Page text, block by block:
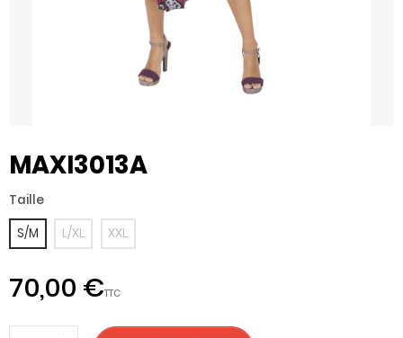
MAXI3013A
Taille
S/M
L/XL XXL
70,00 €TTC